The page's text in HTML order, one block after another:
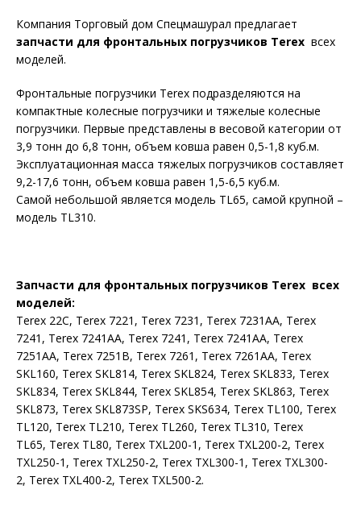
Компания Торговый дом Спецмашурал предлагает
запчасти для фронтальных погрузчиков Terex всех
моделей.
Фронтальные погрузчики Тerex подразделяются на
компактные колесные погрузчики и тяжелые колесные
погрузчики. Первые представлены в весовой категории от
3,9 тонн до 6,8 тонн, объем ковша равен 0,5-1,8 куб.м.
Эксплуатационная масса тяжелых погрузчиков составляет
9,2-17,6 тонн, объем ковша равен 1,5-6,5 куб.м.
Самой небольшой является модель TL65, самой крупной –
модель TL310.
Запчасти для фронтальных погрузчиков Terex всех
моделей:
Terex 22C, Terex 7221, Terex 7231, Terex 7231AA, Terex
7241, Terex 7241AA, Terex 7241, Terex 7241AA, Terex
7251AA, Terex 7251B, Terex 7261, Terex 7261AA, Terex
SKL160, Terex SKL814, Terex SKL824, Terex SKL833, Terex
SKL834, Terex SKL844, Terex SKL854, Terex SKL863, Terex
SKL873, Terex SKL873SP, Terex SKS634, Terex TL100, Terex
TL120, Terex TL210, Terex TL260, Terex TL310, Terex
TL65, Terex TL80, Terex TXL200-1, Terex TXL200-2, Terex
TXL250-1, Terex TXL250-2, Terex TXL300-1, Terex TXL300-
2, Terex TXL400-2, Terex TXL500-2.